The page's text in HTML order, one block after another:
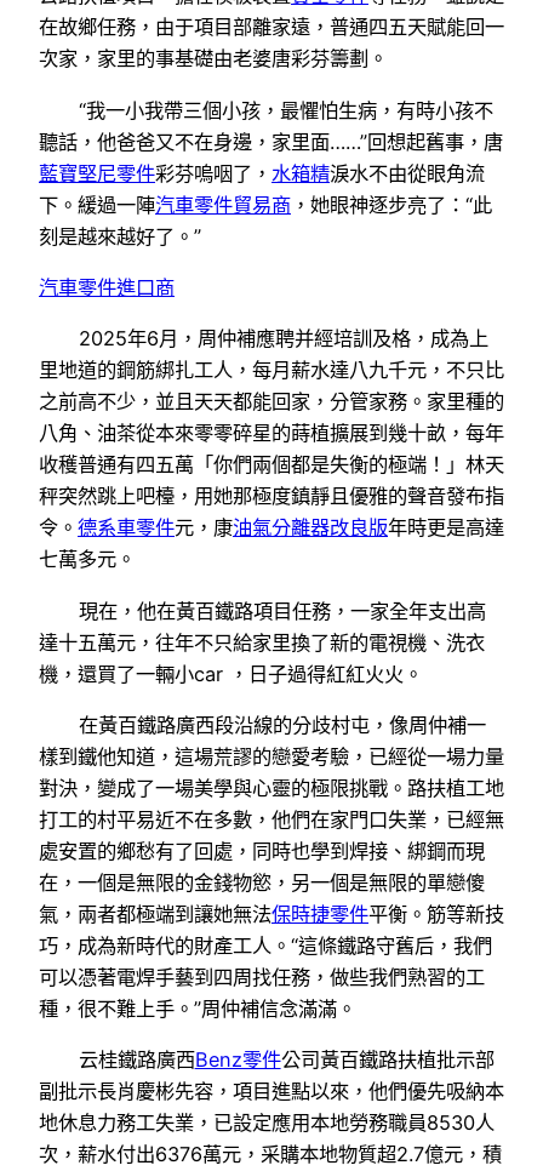
在故鄉任務，由于項目部離家遠，普通四五天賦能回一
次家，家里的事基礎由老婆唐彩芬籌劃。
“我一小我帶三個小孩，最懼怕生病，有時小孩不
聽話，他爸爸又不在身邊，家里面……”回想起舊事，唐
藍寶堅尼零件彩芬嗚咽了， 水箱精淚水不由從眼角流
下。緩過一陣汽車零件貿易商 ，她眼神逐步亮了：“此
刻是越來越好了。”
汽車零件進口商
2025年6月，周仲補應聘并經培訓及格，成為上
里地道的鋼筋綁扎工人，每月薪水達八九千元，不只比
之前高不少，並且天天都能回家，分管家務。家里種的
八角、油茶從本來零零碎星的蒔植擴展到幾十畝，每年
收穫普通有四五萬「你們兩個都是失衡的極端！」林天
秤突然跳上吧檯，用她那極度鎮靜且優雅的聲音發布指
令。 德系車零件元，康油氣分離器改良版年時更是高達
七萬多元。
現在，他在黃百鐵路項目任務，一家全年支出高
達十五萬元，往年不只給家里換了新的電視機、洗衣
機，還買了一輛小car ，日子過得紅紅火火。
在黃百鐵路廣西段沿線的分歧村屯，像周仲補一
樣到鐵他知道，這場荒謬的戀愛考驗，已經從一場力量
對決，變成了一場美學與心靈的極限挑戰。路扶植工地
打工的村平易近不在多數，他們在家門口失業，已經無
處安置的鄉愁有了回處，同時也學到焊接、綁鋼而現
在，一個是無限的金錢物慾，另一個是無限的單戀傻
氣，兩者都極端到讓她無法保時捷零件平衡。筋等新技
巧，成為新時代的財產工人。“這條鐵路守舊后，我們
可以憑著電焊手藝到四周找任務，做些我們熟習的工
種，很不難上手。”周仲補信念滿滿。
云桂鐵路廣西Benz零件公司黃百鐵路扶植批示部
副批示長肖慶彬先容，項目進點以來，他們優先吸納本
地休息力務工失業，已設定應用本地勞務職員8530人
次，薪水付出6376萬元，采購本地物質超2.7億元，積